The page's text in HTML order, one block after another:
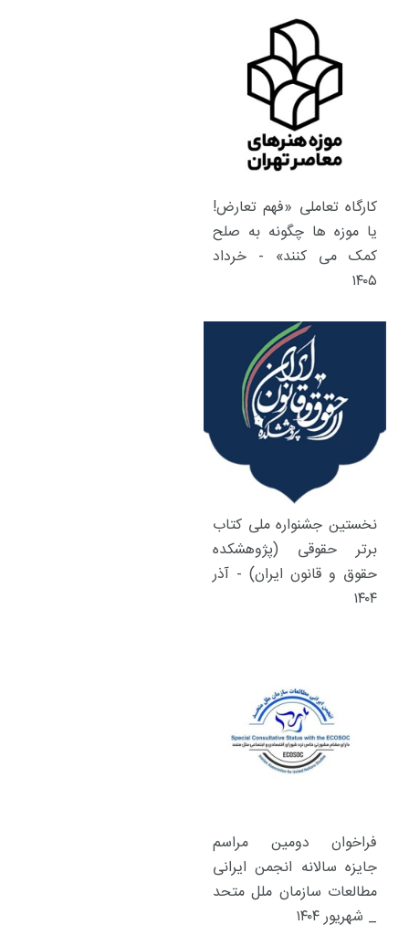
کارگاه تعاملی «فهم تعارض!
یا موزه ها چگونه به صلح
کمک می کنند» - خرداد
۱۴۰۵
نخستین جشنواره ملی کتاب
برتر حقوقی (پژوهشکده
حقوق و قانون ایران) - آذر
۱۴۰۴
فراخوان دومین مراسم
جایزه سالانه انجمن ایرانی
مطالعات سازمان ملل متحد
_ شهریور ۱۴۰۴